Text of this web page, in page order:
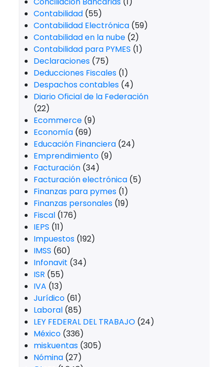
Contabilidad (55)
Contabilidad Electrónica (59)
Contabilidad en la nube (2)
Contabilidad para PYMES (1)
Declaraciones (75)
Deducciones Fiscales (1)
Despachos contables (4)
Diario Oficial de la Federación
(22)
Ecommerce (9)
Economía (69)
Educación Financiera (24)
Emprendimiento (9)
Facturación (34)
Facturación electrónica (5)
Finanzas para pymes (1)
Finanzas personales (19)
Fiscal (176)
IEPS (11)
Impuestos (192)
IMSS (60)
Infonavit (34)
ISR (55)
IVA (13)
Jurídico (61)
Laboral (85)
LEY FEDERAL DEL TRABAJO (24)
México (336)
miskuentas (305)
Nómina (27)